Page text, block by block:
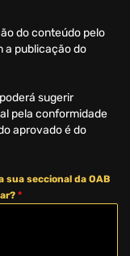
do conteúdo pelo
a publicação do
sugerir
pela conformidade
aprovado é do
seccional da OAB
*